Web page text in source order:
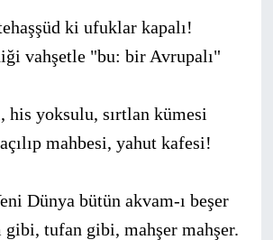
ki ufuklar kapalı!
vahşetle "bu: bir Avrupalı"
his yoksulu, sırtlan kümesi
mahbesi, yahut kafesi!
Dünya bütün akvam-ı beşer
gibi, tufan gibi, mahşer mahşer.